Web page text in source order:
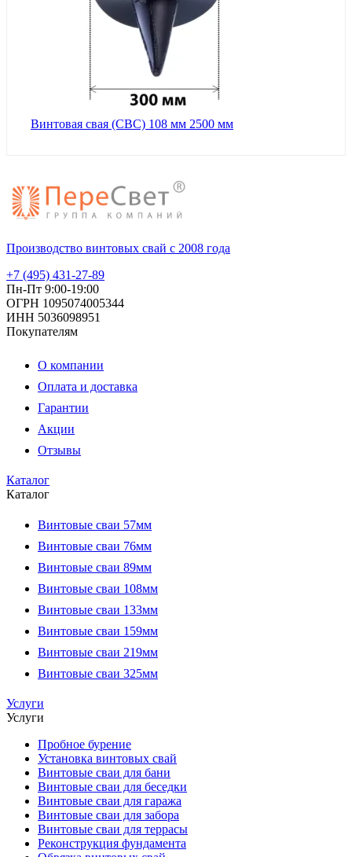
Винтовая свая (СВС) 108 мм 2500 мм
Производство винтовых свай с 2008 года
+7 (495) 431-27-89
Пн-Пт 9:00-19:00
ОГРН 1095074005344
ИНН 5036098951
Покупателям
О компании
Оплата и доставка
Гарантии
Акции
Отзывы
Каталог
Каталог
Винтовые сваи 57мм
Винтовые сваи 76мм
Винтовые сваи 89мм
Винтовые сваи 108мм
Винтовые сваи 133мм
Винтовые сваи 159мм
Винтовые сваи 219мм
Винтовые сваи 325мм
Услуги
Услуги
Пробное бурение
Установка винтовых свай
Винтовые сваи для бани
Винтовые сваи для беседки
Винтовые сваи для гаража
Винтовые сваи для забора
Винтовые сваи для террасы
Реконструкция фундамента